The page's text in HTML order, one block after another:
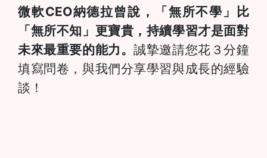
微軟CEO納德拉曾說，「無所不學」比
「無所不知」更寶貴，持續學習才是面對
未來最重要的能力。誠摯邀請您花３分鐘
填寫問卷，與我們分享學習與成長的經驗
談！